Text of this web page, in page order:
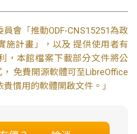
員會「推動ODF-CNS15251為政
施計畫」，以及 提供使用者有
，本館檔案下載部分文件將公
， 免費開源軟體可至LibreOffice
慣用的軟體開啟文件。」